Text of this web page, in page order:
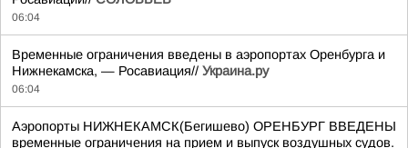
06:04
Временные ограничения введены в аэропортах Оренбурга и
Нижнекамска, — Росавиация// Украина.ру
06:04
Аэропорты НИЖНЕКАМСК(Бегишево) ОРЕНБУРГ ВВЕДЕНЫ
временные ограничения на прием и выпуск воздушных судов.